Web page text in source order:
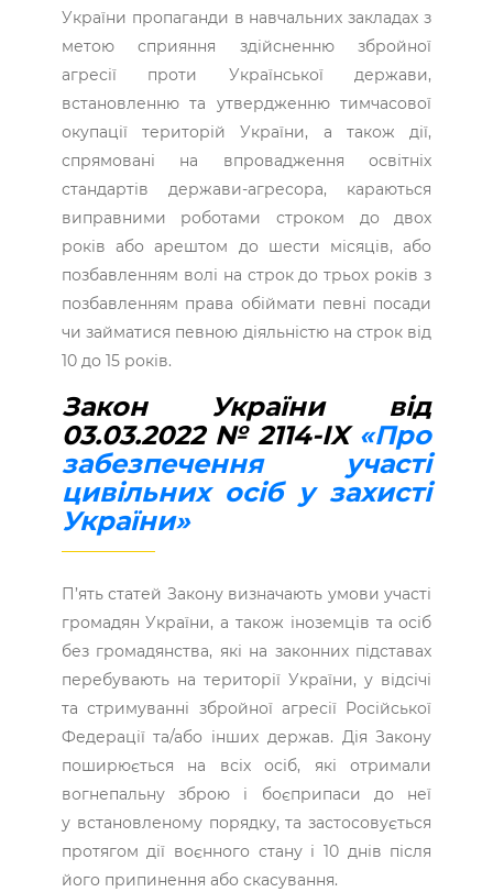
України пропаганди в навчальних закладах з
метою сприяння здійсненню збройної
агресії проти Української держави,
встановленню та утвердженню тимчасової
окупації територій України, а також дії,
спрямовані на впровадження освітніх
стандартів держави-агресора, караються
виправними роботами строком до двох
років або арештом до шести місяців, або
позбавленням волі на строк до трьох років з
позбавленням права обіймати певні посади
чи займатися певною діяльністю на строк від
10 до 15 років.
Закон України від
03.03.2022 № 2114-IX «Про
забезпечення участі
цивільних осіб у захисті
України»
П’ять статей Закону визначають умови участі
громадян України, а також іноземців та осіб
без громадянства, які на законних підставах
перебувають на території України, у відсічі
та стримуванні збройної агресії Російської
Федерації та/або інших держав. Дія Закону
поширюється на всіх осіб, які отримали
вогнепальну зброю і боєприпаси до неї
у встановленому порядку, та застосовується
протягом дії воєнного стану і 10 днів після
його припинення або скасування.